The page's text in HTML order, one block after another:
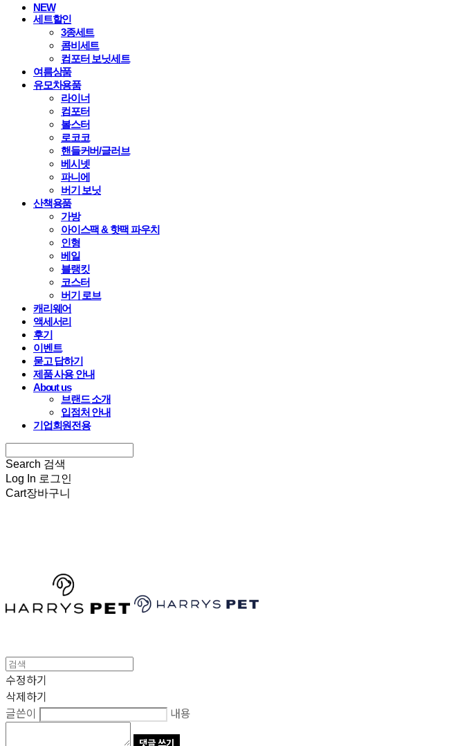
NEW
세트할인
3종세트
콤비세트
컴포터 보닛세트
여름상품
유모차용품
라이너
컴포터
볼스터
로코코
핸들커버/글러브
베시넷
파니에
버기 보닛
산책용품
가방
아이스팩 & 핫팩 파우치
인형
베일
블랭킷
코스터
버기 로브
캐리웨어
액세서리
후기
이벤트
묻고 답하기
제품 사용 안내
About us
브랜드 소개
입점처 안내
기업회원전용
Search 검색
Log In 로그인
Cart장바구니
수정하기
삭제하기
글쓴이
내용
댓글 쓰기